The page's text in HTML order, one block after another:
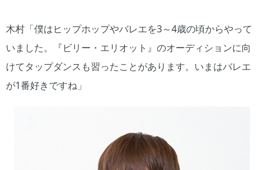
木村「僕はヒップホップやバレエを3～4歳の頃からやって
いました。『ビリー・エリオット』のオーディションに向
けてタップダンスも習ったことがあります。いまはバレエ
が1番好きですね」